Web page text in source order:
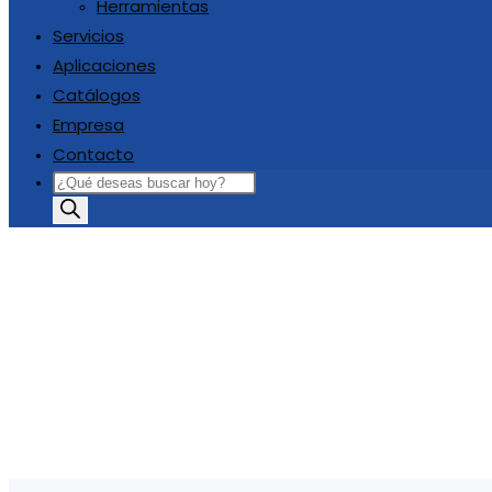
Herramientas
Servicios
Aplicaciones
Catálogos
Empresa
Contacto